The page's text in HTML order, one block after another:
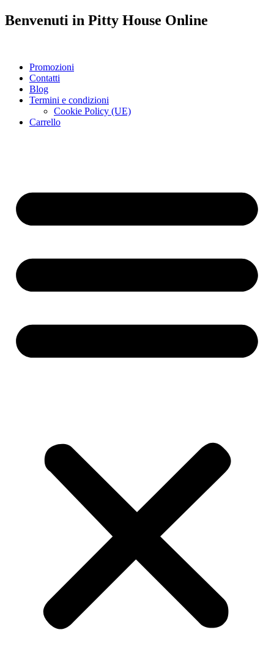
Benvenuti in Pitty House Online
Promozioni
Contatti
Blog
Termini e condizioni
Cookie Policy (UE)
Carrello